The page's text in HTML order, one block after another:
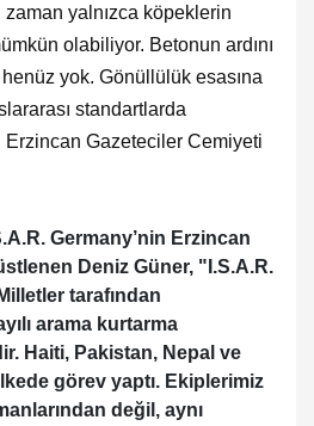
yalnızca köpeklerin
olabiliyor. Betonun ardını
yok. Gönüllülük esasına
standartlarda
Gazeteciler Cemiyeti
Germany’nin Erzincan
Deniz Güner, "I.S.A.R.
tarafından
arama kurtarma
Haiti, Pakistan, Nepal ve
görev yaptı. Ekiplerimiz
değil, aynı